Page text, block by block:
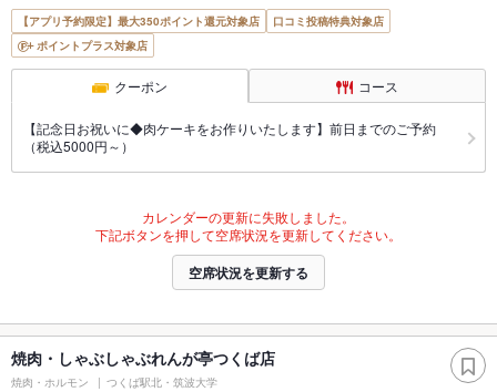
【アプリ予約限定】最大350ポイント還元対象店
口コミ投稿特典対象店
ポイントプラス対象店
クーポン コース
【記念日お祝いに◆肉ケーキをお作りいたします】前日までのご予約
（税込5000円～）
カレンダーの更新に失敗しました。
下記ボタンを押して空席状況を更新してください。
空席状況を更新する
焼肉・しゃぶしゃぶれんが亭つくば店
焼肉・ホルモン つくば駅北・筑波大学